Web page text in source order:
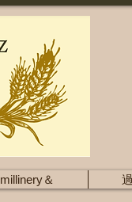
millinery＆